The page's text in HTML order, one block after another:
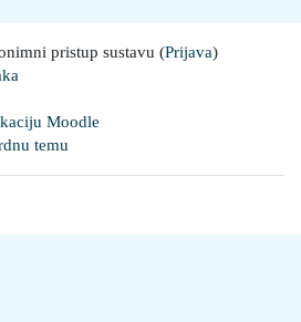
pristup sustavu (Prijava)
Moodle
temu